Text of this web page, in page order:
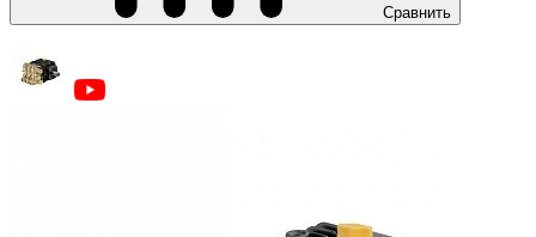
Сравнить